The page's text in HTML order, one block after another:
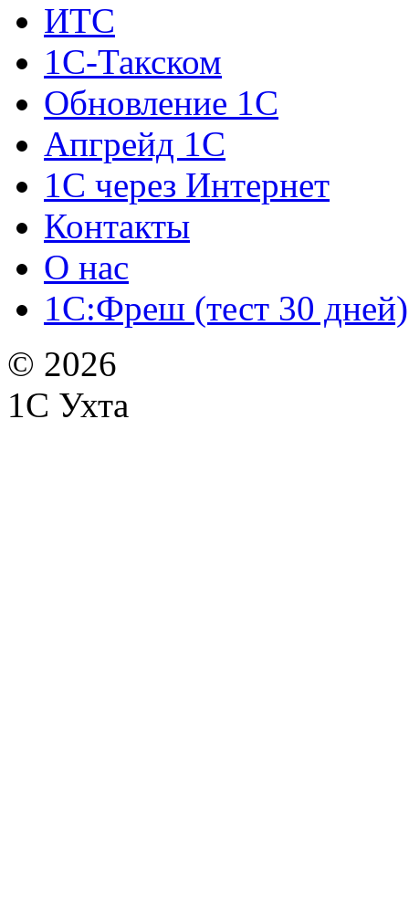
ИТС
1С-Такском
Обновление 1С
Апгрейд 1С
1С через Интернет
Контакты
О нас
1С:Фреш (тест 30 дней)
© 2026
1С Ухта